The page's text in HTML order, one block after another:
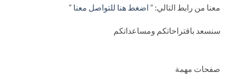
معنا من رابط التالي: ” اضغط هنا للتواصل معنا ”
سنسعد باقتراحاتكم ومساعداتكم
صفحات مهمة